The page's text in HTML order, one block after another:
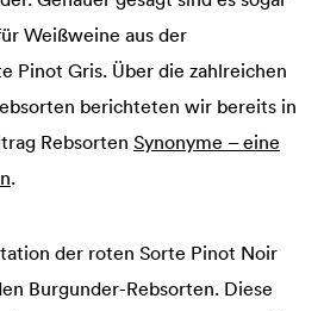
Weißweine aus der
Pinot Gris. Über die zahlreichen
berichteten wir bereits in
Rebsorten Synonyme – eine
.
der roten Sorte Pinot Noir
Burgunder-Rebsorten. Diese